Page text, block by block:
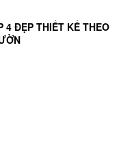
4 ĐẸP THIẾT KẾ THEO